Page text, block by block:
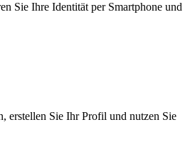
Sie Ihre Identität per Smartphone und
erstellen Sie Ihr Profil und nutzen Sie